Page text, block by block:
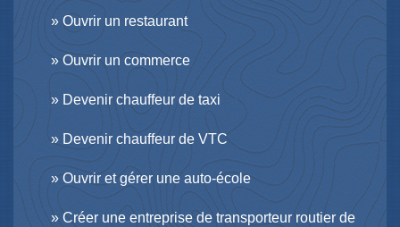
Ouvrir un restaurant
Ouvrir un commerce
Devenir chauffeur de taxi
Devenir chauffeur de VTC
Ouvrir et gérer une auto-école
Créer une entreprise de transporteur routier de